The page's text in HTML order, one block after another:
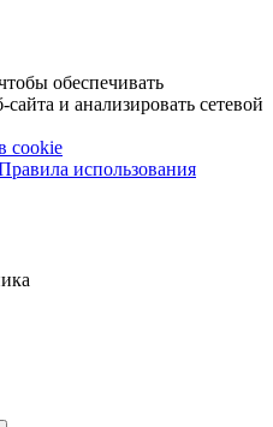
обеспечивать
и анализировать сетевой
cookie
использования